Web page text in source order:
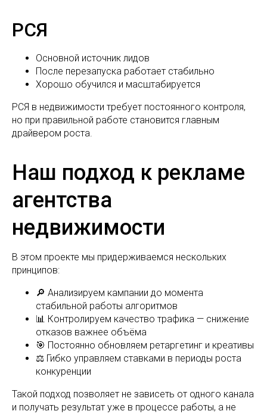
РСЯ
Основной источник лидов
После перезапуска работает стабильно
Хорошо обучился и масштабируется
РСЯ в недвижимости требует постоянного контроля,
но при правильной работе становится главным
драйвером роста.
Наш подход к рекламе
агентства
недвижимости
В этом проекте мы придерживаемся нескольких
принципов:
🔎 Анализируем кампании до момента
стабильной работы алгоритмов
📊 Контролируем качество трафика — снижение
отказов важнее объёма
🎯 Постоянно обновляем ретаргетинг и креативы
⚖️ Гибко управляем ставками в периоды роста
конкуренции
Такой подход позволяет не зависеть от одного канала
и получать результат уже в процессе работы, а не